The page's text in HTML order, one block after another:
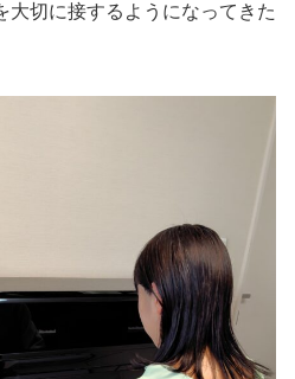
大切に接するようになってきた